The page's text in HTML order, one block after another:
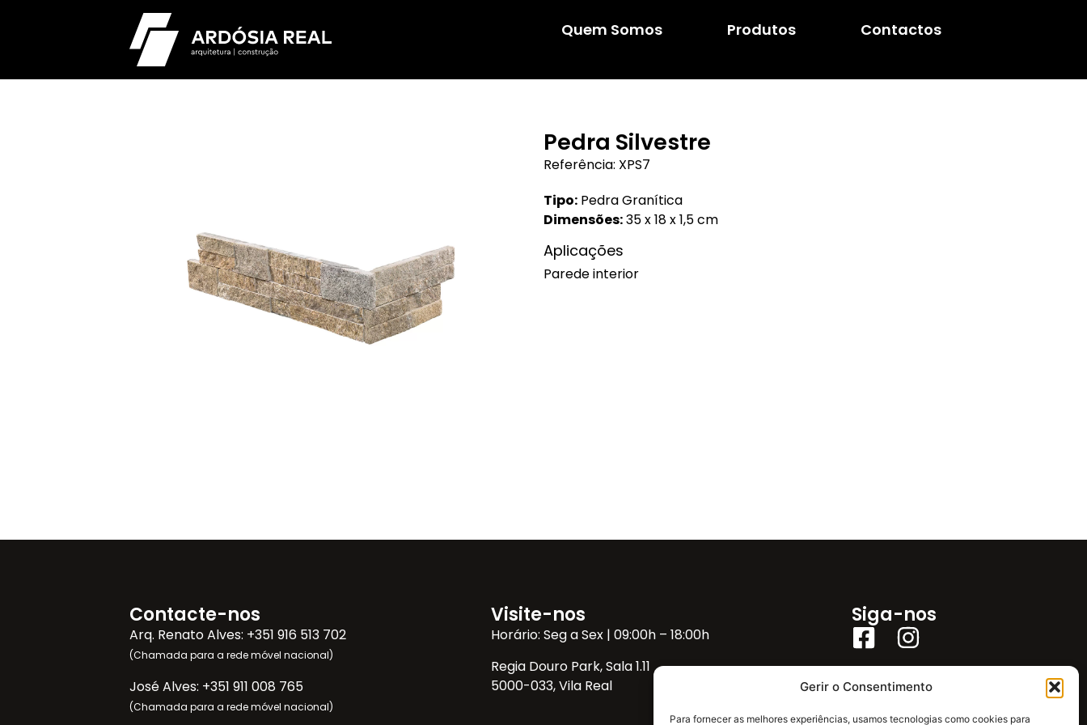
Gerir o Consentimento
Para fornecer as melhores experiências, usamos tecnologias como cookies para
Quem Somos Produtos Contactos
Pedra Silvestre
Referência: XPS7
Tipo: Pedra Granítica
Dimensões:35 x 18 x 1,5 cm
Aplicações
Parede interior
Contacte-nos
Arq. Renato Alves: +351 916 513 702
(Chamada para a rede móvel nacional)
José Alves: +351 911 008 765
(Chamada para a rede móvel nacional)
Visite-nos
Horário: Seg a Sex | 09:00h – 18:00h
Regia Douro Park, Sala 1.11
5000-033, Vila Real
Siga-nos